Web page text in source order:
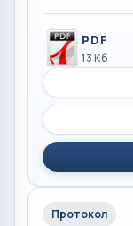
PDF
13 Кб
Протокол